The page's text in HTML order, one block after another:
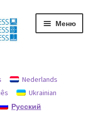
Меню
Nederlands
Ukrainian
Русский